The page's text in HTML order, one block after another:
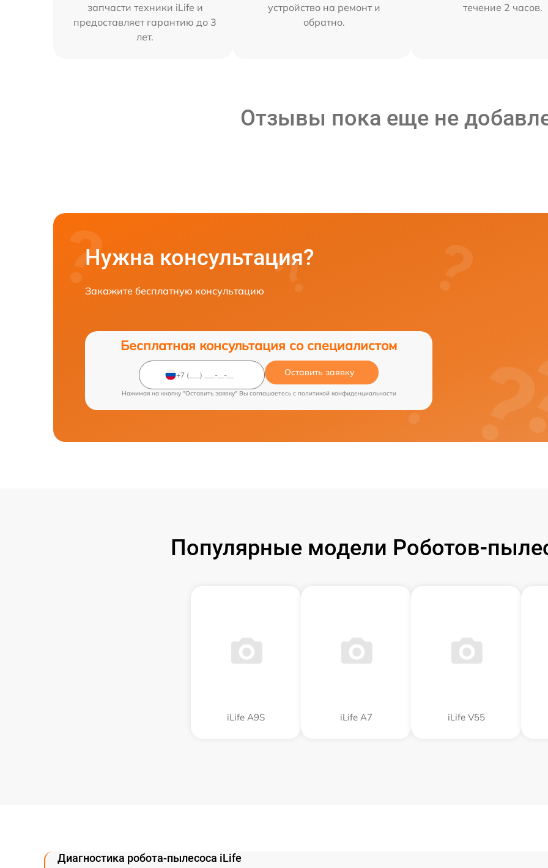
запчасти техники iLife и
предоставляет гарантию до 3
лет.
устройство на ремонт и
обратно.
течение 2 часов.
Отзывы пока еще не
Нужна консультация?
Закажите бесплатную консультацию
Бесплатная консультация со специалистом
Оставить заявку
Нажимая на кнопку "Оставить заявку" Вы соглашаетесь c политикой конфиденциальности
Популярные модели Роботов-
iLife A9S iLife A7 iLife V55
Диагностика робота-пылесоса iLife